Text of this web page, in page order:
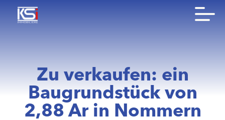
Zu verkaufen: ein
Baugrundstück von
2,88 Ar in Nommern